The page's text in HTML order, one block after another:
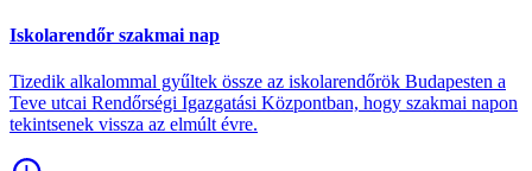
Iskolarendőr szakmai nap
Tizedik alkalommal gyűltek össze az iskolarendőrök Budapesten a
Teve utcai Rendőrségi Igazgatási Központban, hogy szakmai napon
tekintsenek vissza az elmúlt évre.